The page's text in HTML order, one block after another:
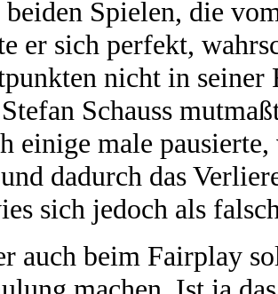
beiden Spielen, die
er sich perfekt,
nicht in seiner
Schauss
einige male
dadurch das
sich jedoch als
auch beim Fairplay